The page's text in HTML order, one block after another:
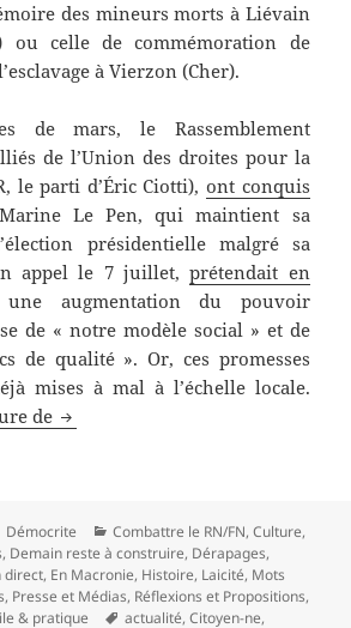
des mineurs morts à Liévain
ou celle de commémoration de
à Vierzon (Cher).
de mars, le Rassemblement
de l’Union des droites pour la
le parti d’Éric Ciotti), ont conquis
Le Pen, qui maintient sa
présidentielle malgré sa
appel le 7 juillet,prétendait en
augmentation du pouvoir
de « notre modèle social » et de
de qualité ». Or, ces promesses
mises à mal à l’échelle locale.
de Culture, associations, travail
Auteur
Démocrite Catégories
Combattre le RN/FN,Culture,
, Demain reste à construire, Dérapages,
direct, En Macronie, Histoire, Laicité, Mots
, Presse et Médias, Réflexions et Propositions,
& pratique Mots-
actualité,Citoyen-ne,